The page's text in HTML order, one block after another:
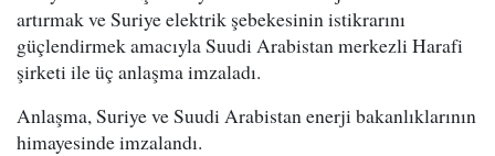
artırmak ve Suriye elektrik şebekesinin istikrarını
güçlendirmek amacıyla Suudi Arabistan merkezli Harafi
şirketi ile üç anlaşma imzaladı.
Anlaşma, Suriye ve Suudi Arabistan enerji bakanlıklarının
himayesinde imzalandı.